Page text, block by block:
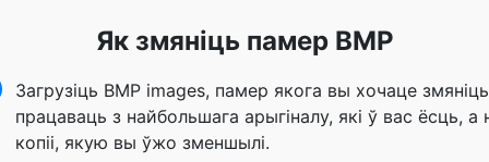
Як змяніць памер BMP
Загрузіць BMP images, памер якога вы хочаце
працаваць з найбольшага арыгіналу, які ў вас ёсць, а
копіі, якую вы ўжо зменшылі.